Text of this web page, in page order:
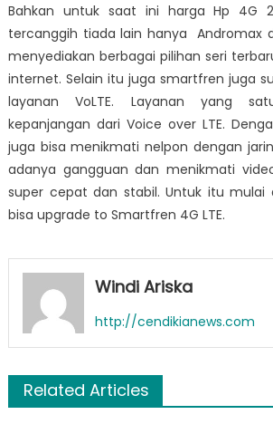
Bahkan untuk saat ini harga Hp 4G
tercanggih tiada lain hanya Andromax
menyediakan berbagai pilihan seri
internet. Selain itu juga smartfren juga
layanan VoLTE. Layanan yang
kepanjangan dari Voice over LTE.
juga bisa menikmati nelpon dengan
adanya gangguan dan menikmati
super cepat dan stabil. Untuk itu mulai
bisa upgrade to Smartfren 4G LTE.
Windi Ariska
http://cendikianews.com
Related Articles